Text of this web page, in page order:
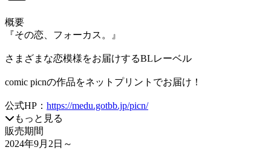
概要
『その恋、フォーカス。』
さまざまな恋模様をお届けするBLレーベル
comic picnの作品をネットプリントでお届け！
公式HP： https://medu.gotbb.jp/picn/
もっと見る
販売期間
2024年9月2日 ～